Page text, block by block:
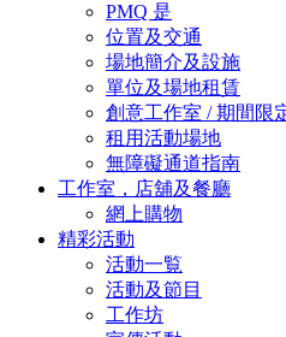
PMQ 是
位置及交通
場地簡介及設施
單位及場地租賃
創意工作室 / 期間限
租用活動場地
無障礙通道指南
工作室，店舖及餐廳
網上購物
精彩活動
活動一覧
活動及節目
工作坊